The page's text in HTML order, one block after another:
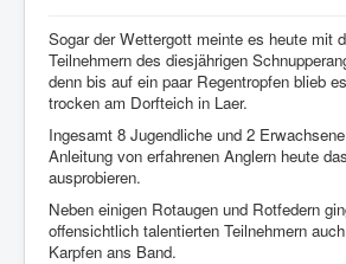
Sogar der Wettergott meinte es heute mit
Teilnehmern des diesjährigen
denn bis auf ein paar Regentropfen blieb
trocken am Dorfteich in Laer.
Ingesamt 8 Jugendliche und 2
Anleitung von erfahrenen Anglern heute
ausprobieren.
Neben einigen Rotaugen und Rotfedern
offensichtlich talentierten Teilnehmern
Karpfen ans Band.